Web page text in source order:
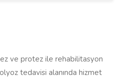
ve protez ile rehabilitasyon
tedavisi alanında hizmet